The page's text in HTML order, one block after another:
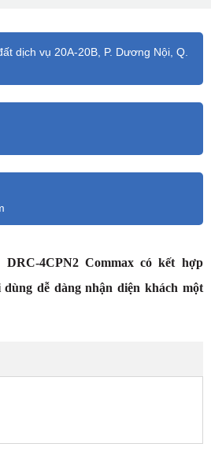
dịch vụ 20A-20B, P. Dương Nội, Q.
DRC-4CPN2 Commax có kết hợp
dễ dàng nhận diện khách một